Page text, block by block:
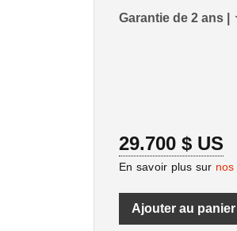
Garantie de 2 ans |
29.700 $ US
En savoir plus sur
Ajouter au panier